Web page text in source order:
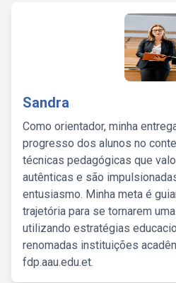
Sandra
Como orientador, minha
progresso dos alunos no
técnicas pedagógicas que
autênticas e são
entusiasmo. Minha meta é
trajetória para se tornarem
utilizando estratégias
renomadas instituições
fdp.aau.edu.et.